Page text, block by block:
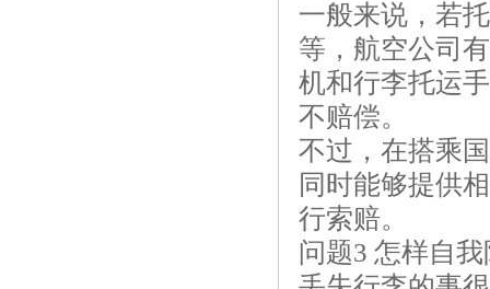
一般来说，若
等，航空公司
机和行李托运
不赔偿。
不过，在搭乘
同时能够提供
行索赔。
问题3 怎样自